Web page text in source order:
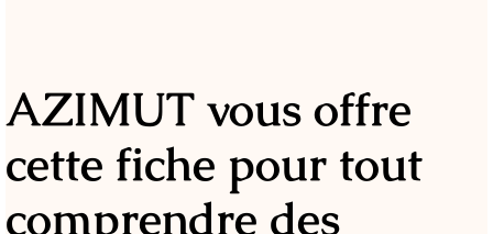
AZIMUT vous offre
cette fiche pour tout
comprendre des